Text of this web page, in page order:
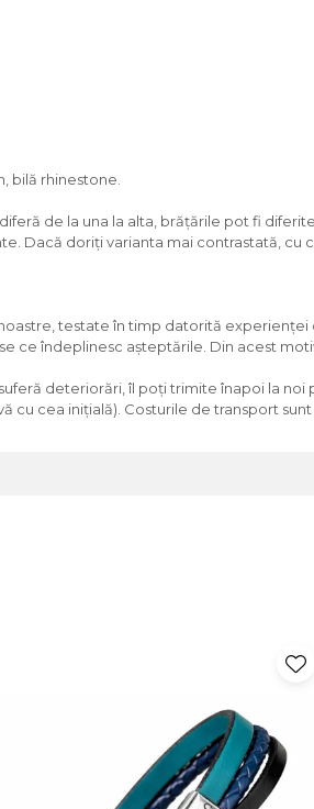
bilă rhinestone.
de la una la alta, brățările pot fi
Dacă doriți varianta mai contrastată,
testate în timp datorită
ce îndeplinesc așteptările. Din acest
deteriorări, îl poți trimite înapoi la
cu cea inițială). Costurile de transport